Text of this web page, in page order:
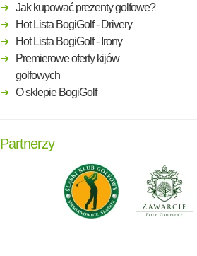
Jak kupować prezenty golfowe?
Hot Lista BogiGolf - Drivery
Hot Lista BogiGolf - Irony
Premierowe oferty kijów
golfowych
O sklepie BogiGolf
Partnerzy